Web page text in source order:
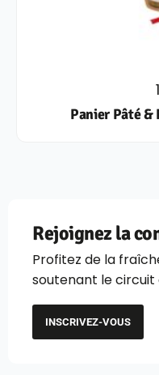
Panier Pâté
Rejoignez la
Profitez de la
soutenant le circuit
INSCRIVEZ-VOUS